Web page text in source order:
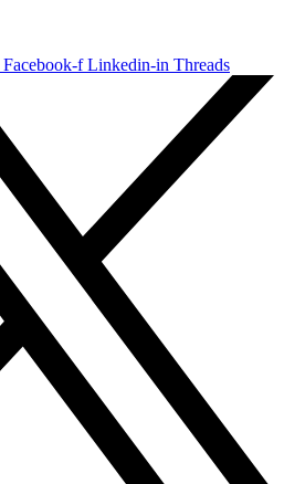
Facebook-f Linkedin-in Threads